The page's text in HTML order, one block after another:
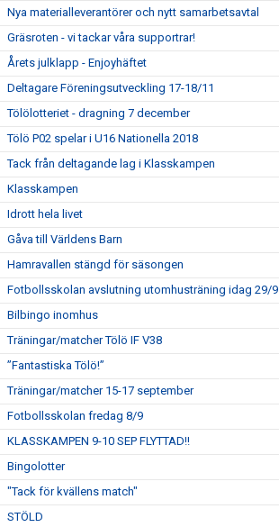
Nya materialleverantörer och nytt samarbetsavtal
Gräsroten - vi tackar våra supportrar!
Årets julklapp - Enjoyhäftet
Deltagare Föreningsutveckling 17-18/11
Tölölotteriet - dragning 7 december
Tölö P02 spelar i U16 Nationella 2018
Tack från deltagande lag i Klasskampen
Klasskampen
Idrott hela livet
Gåva till Världens Barn
Hamravallen stängd för säsongen
Fotbollsskolan avslutning utomhusträning idag 29/9
Bilbingo inomhus
Träningar/matcher Tölö IF V38
”Fantastiska Tölö!”
Träningar/matcher 15-17 september
Fotbollsskolan fredag 8/9
KLASSKAMPEN 9-10 SEP FLYTTAD!!
Bingolotter
"Tack för kvällens match"
STÖLD